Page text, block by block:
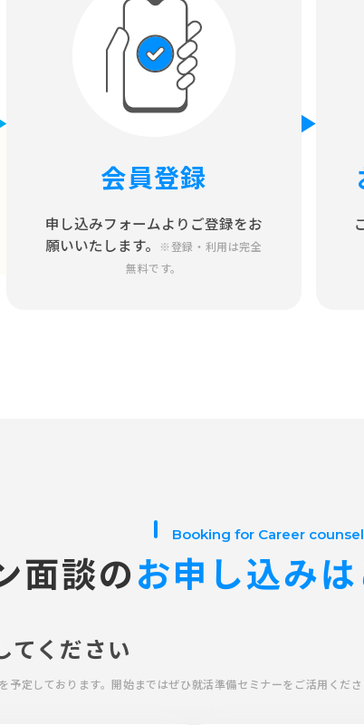
会員登録
申し込みフォームよりご登録をお
願いいたします。
※登録・利用は完全
無料です。
Booking for Career
面談のお申し込み
てください
定しております。開始まではぜひ就活準備セミナーをご活用くださ